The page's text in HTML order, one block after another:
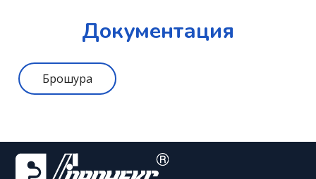
Документация
Брошура